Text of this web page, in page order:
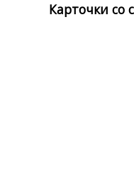
Карточки со